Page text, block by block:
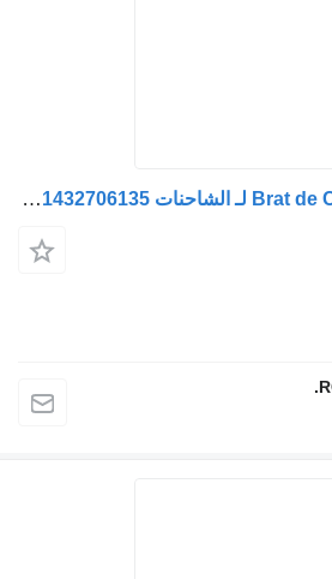
قضيب ارتكاسي Brat de Control لـ الشاحنات MAN 81432706097, 81432706113, 81432706160, 81432706161, 81432706165, 81432706173, 81432706135